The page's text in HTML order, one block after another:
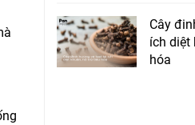
Cây
ích diệt
hóa